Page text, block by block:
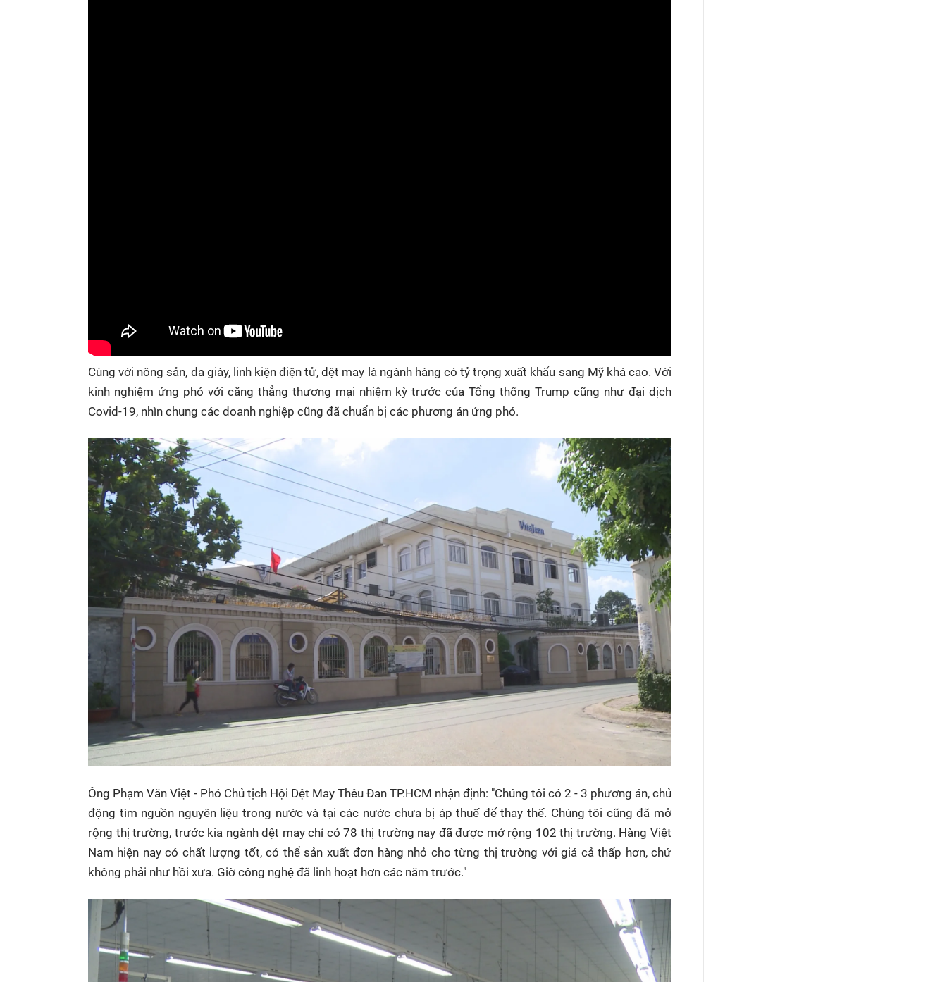
Cùng với nông sản, da giày, linh kiện điện tử, dệt may là ngành hàng có tỷ trọng xuất khẩu sang Mỹ khá cao. Với
kinh nghiệm ứng phó với căng thẳng thương mại nhiệm kỳ trước của Tổng thống Trump cũng như đại dịch
Covid-19, nhìn chung các doanh nghiệp cũng đã chuẩn bị các phương án ứng phó.
Ông Phạm Văn Việt - Phó Chủ tịch Hội Dệt May Thêu Đan TP.HCM nhận định: "Chúng tôi có 2 - 3 phương án, chủ
động tìm nguồn nguyên liệu trong nước và tại các nước chưa bị áp thuế để thay thế. Chúng tôi cũng đã mở
rộng thị trường, trước kia ngành dệt may chỉ có 78 thị trường nay đã được mở rộng 102 thị trường. Hàng Việt
Nam hiện nay có chất lượng tốt, có thể sản xuất đơn hàng nhỏ cho từng thị trường với giá cả thấp hơn, chứ
không phải như hồi xưa. Giờ công nghệ đã linh hoạt hơn các năm trước."